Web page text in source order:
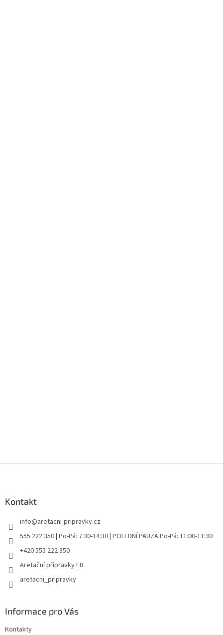
Kontakt
info@aretacni-pripravky.cz
555 222 350 | Po-Pá: 7:30-14:30 | POLEDNÍ PAUZA Po-Pá: 11:00-11:30
+420 555 222 350
Aretační přípravky FB
aretacni_pripravky
Informace pro Vás
Kontakty